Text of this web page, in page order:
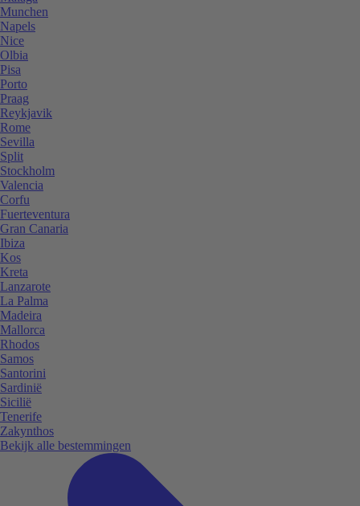
Munchen
Napels
Nice
Olbia
Pisa
Porto
Praag
Reykjavik
Rome
Sevilla
Split
Stockholm
Valencia
Corfu
Fuerteventura
Gran Canaria
Ibiza
Kos
Kreta
Lanzarote
La Palma
Madeira
Mallorca
Rhodos
Samos
Santorini
Sardinië
Sicilië
Tenerife
Zakynthos
Bekijk alle bestemmingen